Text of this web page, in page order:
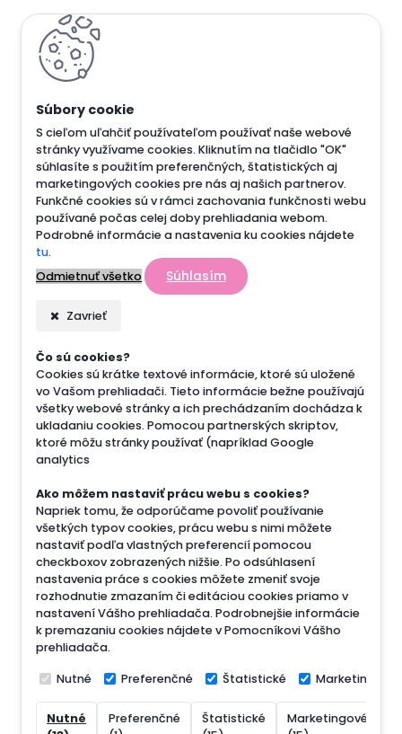
S cieľom uľahčiť používateľom používať naše webové
stránky využívame cookies. Kliknutím na tlačidlo "OK"
súhlasíte s použitím preferenčných, štatistických aj
marketingových cookies pre nás aj našich partnerov.
Funkčné cookies sú v rámci zachovania funkčnosti webu
používané počas celej doby prehliadania webom.
Podrobné informácie a nastavenia ku cookies nájdete
tu.
Odmietnuť všetko
Súhlasím
Zavrieť
Čo sú cookies?
Cookies sú krátke textové informácie, ktoré sú uložené
vo Vašom prehliadači. Tieto informácie bežne používajú
všetky webové stránky a ich prechádzaním dochádza k
ukladaniu cookies. Pomocou partnerských skriptov,
ktoré môžu stránky používať (napríklad Google
analytics
Ako môžem nastaviť prácu webu s cookies?
Napriek tomu, že odporúčame povoliť používanie
všetkých typov cookies, prácu webu s nimi môžete
nastaviť podľa vlastných preferencií pomocou
checkboxov zobrazených nižšie. Po odsúhlasení
nastavenia práce s cookies môžete zmeniť svoje
rozhodnutie zmazaním či editáciou cookies priamo v
nastavení Vášho prehliadača. Podrobnejšie informácie
k premazaniu cookies nájdete v Pomocníkovi Vášho
prehliadača.
Nutné Preferenčné Štatistické Marketingové
Nutné
Preferenčné
Štatistické
Marketingové